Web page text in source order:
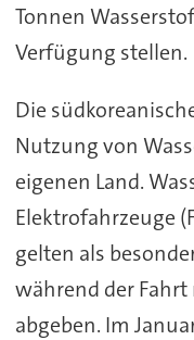
Tonnen
Verfügung stellen.
Die
Nutzung von
eigenen Land.
Elektrofahrzeuge
gelten als
während der
abgeben. Im